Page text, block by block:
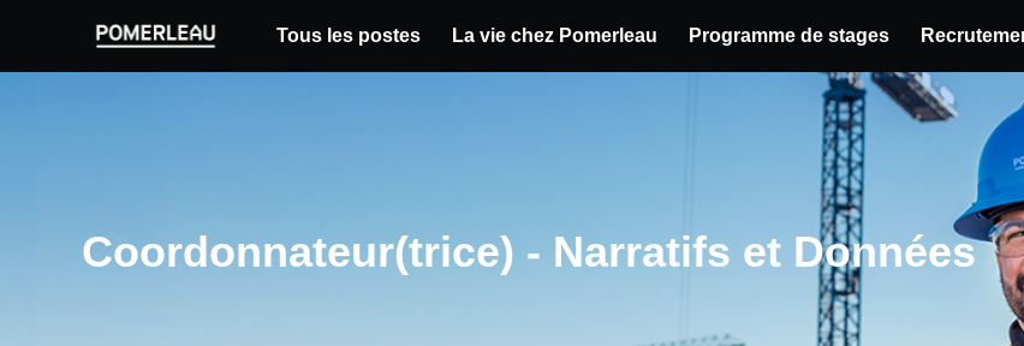
Pomerleau Site carrière | Trouve ton nouveau poste
Tous les postes La vie chez Pomerleau Programme de stages
Coordonnateur(trice) - Narratifs et Données